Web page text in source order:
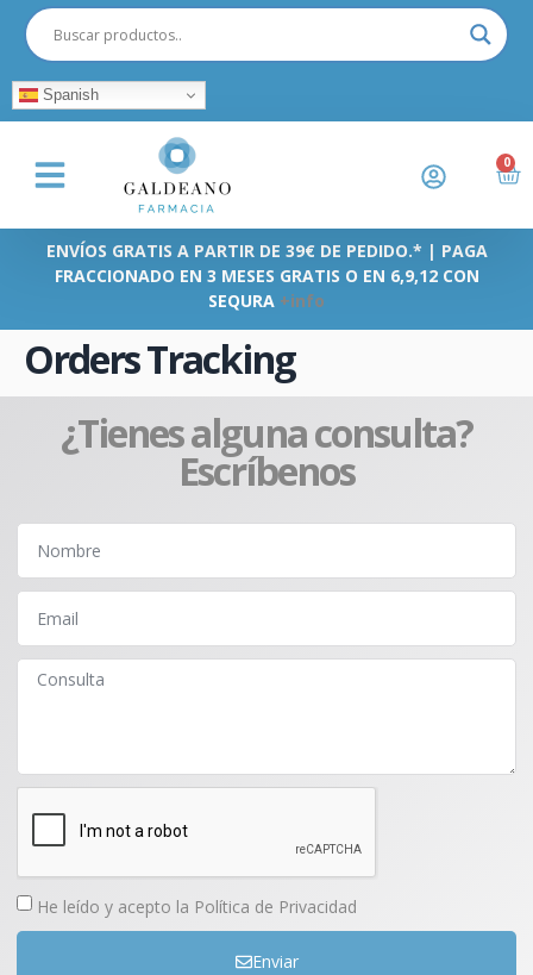
Spanish
0
ENVÍOS GRATIS A PARTIR DE 39€ DE PEDIDO.* | PAGA
FRACCIONADO EN 3 MESES GRATIS O EN 6,9,12 CON
SEQURA +info
Orders Tracking
¿Tienes alguna consulta?
Escríbenos
He leído y acepto la Política de Privacidad
Enviar